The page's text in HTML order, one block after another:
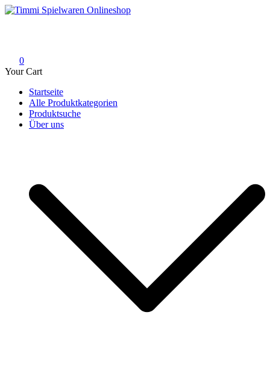
Skip
0
Your Cart
Startseite
Alle Produktkategorien
Produktsuche
Über uns